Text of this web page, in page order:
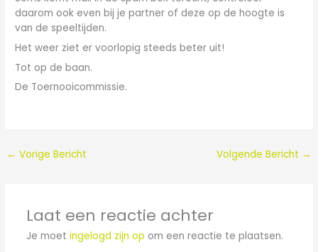
daarom ook even bij je partner of deze op de hoogte is
van de speeltijden.
Het weer ziet er voorlopig steeds beter uit!
Tot op de baan.
De Toernooicommissie.
← Vorige Bericht Volgende Bericht →
Laat een reactie achter
Je moet ingelogd zijn op om een reactie te plaatsen.